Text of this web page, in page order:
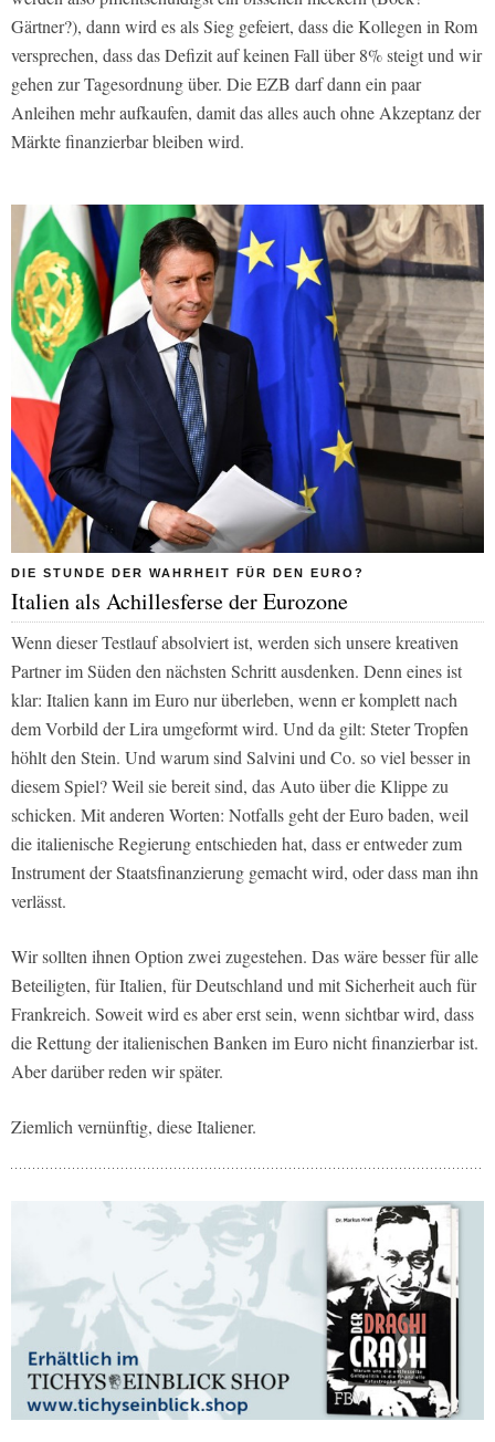
Gärtner?), dann wird es als Sieg gefeiert, dass die Kollegen in Rom
versprechen, dass das Defizit auf keinen Fall über 8% steigt und wir
gehen zur Tagesordnung über. Die EZB darf dann ein paar
Anleihen mehr aufkaufen, damit das alles auch ohne Akzeptanz der
Märkte finanzierbar bleiben wird.
DIE STUNDE DER WAHRHEIT FÜR DEN EURO?
Italien als Achillesferse der Eurozone
Wenn dieser Testlauf absolviert ist, werden sich unsere kreativen
Partner im Süden den nächsten Schritt ausdenken. Denn eines ist
klar: Italien kann im Euro nur überleben, wenn er komplett nach
dem Vorbild der Lira umgeformt wird. Und da gilt: Steter Tropfen
höhlt den Stein. Und warum sind Salvini und Co. so viel besser in
diesem Spiel? Weil sie bereit sind, das Auto über die Klippe zu
schicken. Mit anderen Worten: Notfalls geht der Euro baden, weil
die italienische Regierung entschieden hat, dass er entweder zum
Instrument der Staatsfinanzierung gemacht wird, oder dass man ihn
verlässt.
Wir sollten ihnen Option zwei zugestehen. Das wäre besser für alle
Beteiligten, für Italien, für Deutschland und mit Sicherheit auch für
Frankreich. Soweit wird es aber erst sein, wenn sichtbar wird, dass
die Rettung der italienischen Banken im Euro nicht finanzierbar ist.
Aber darüber reden wir später.
Ziemlich vernünftig, diese Italiener.